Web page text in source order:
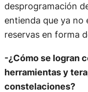
desprogramación
entienda que ya no
reservas en forma
-¿Cómo se logran
herramientas y
constelaciones?